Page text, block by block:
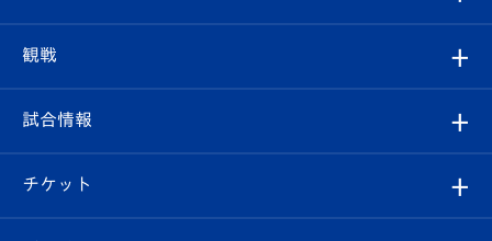
クラブ
試合情報
クラブ概要
エンブレム紹介
観戦
観戦ルール
はじめての観戦ガイド
試合情報
試合日程/結果
チケット